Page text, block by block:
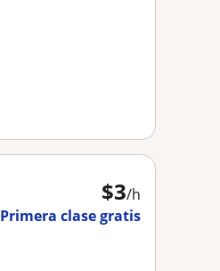
$3/h
Primera clase gratis